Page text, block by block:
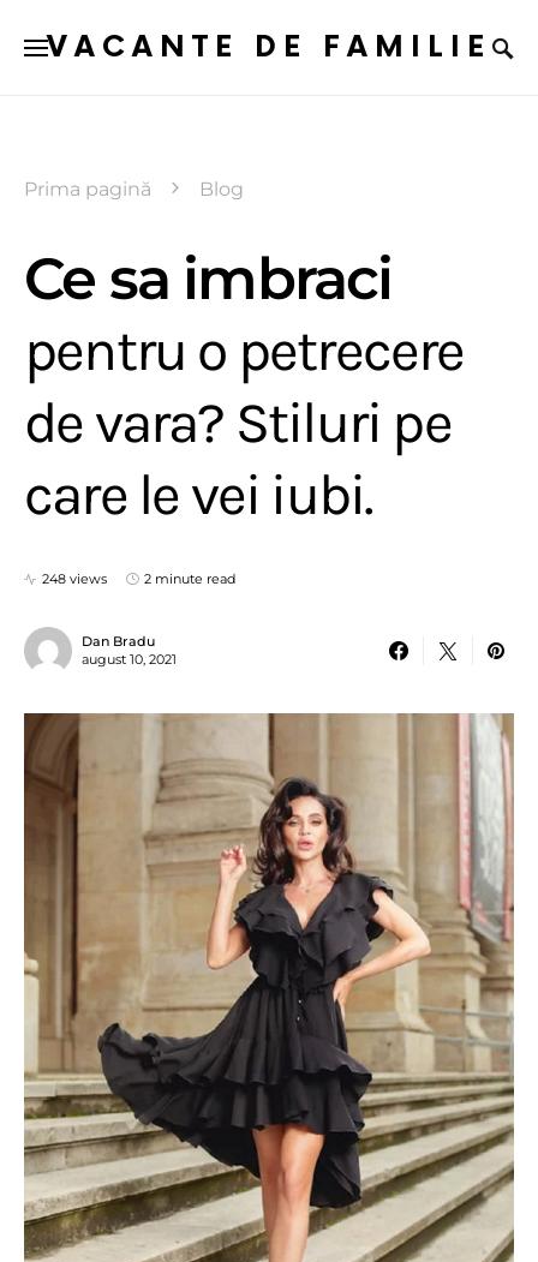
VACANTE DE FAMILIE
Prima pagină Blog
Ce sa imbraci
pentru o petrecere
de vara? Stiluri pe
care le vei iubi.
248 views 2 minute read
Dan Bradu
august 10, 2021